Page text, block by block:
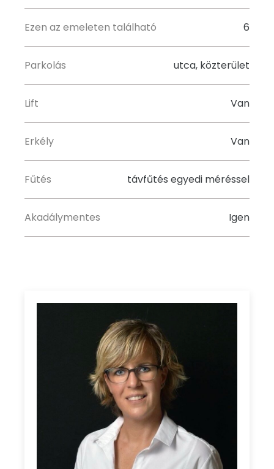
Ezen az emeleten található 6
Parkolás utca, közterület
Lift Van
Erkély Van
Fűtés távfűtés egyedi méréssel
Akadálymentes Igen